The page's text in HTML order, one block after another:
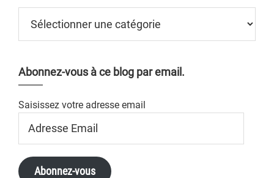
Abonnez-vous à ce blog par email.
Saisissez votre adresse email
Email
Abonnez-vous